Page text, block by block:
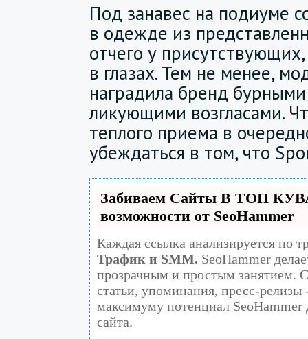
Под занавес на подиуме
в одежде из
отчего у
в глазах. Тем не менее,
наградила бренд
ликующими возгласами.
теплого приема в
убеждаться в том, что
Забиваем Сайты В ТОП
возможности от SeoHammer
Каждая ссылка анализируется по
Трафик и SMM. SeoHammer
прозрачным и простым занятием.
статьи, упоминания, пресс-релизы
максимуму потенциал SeoHammer
сайта.